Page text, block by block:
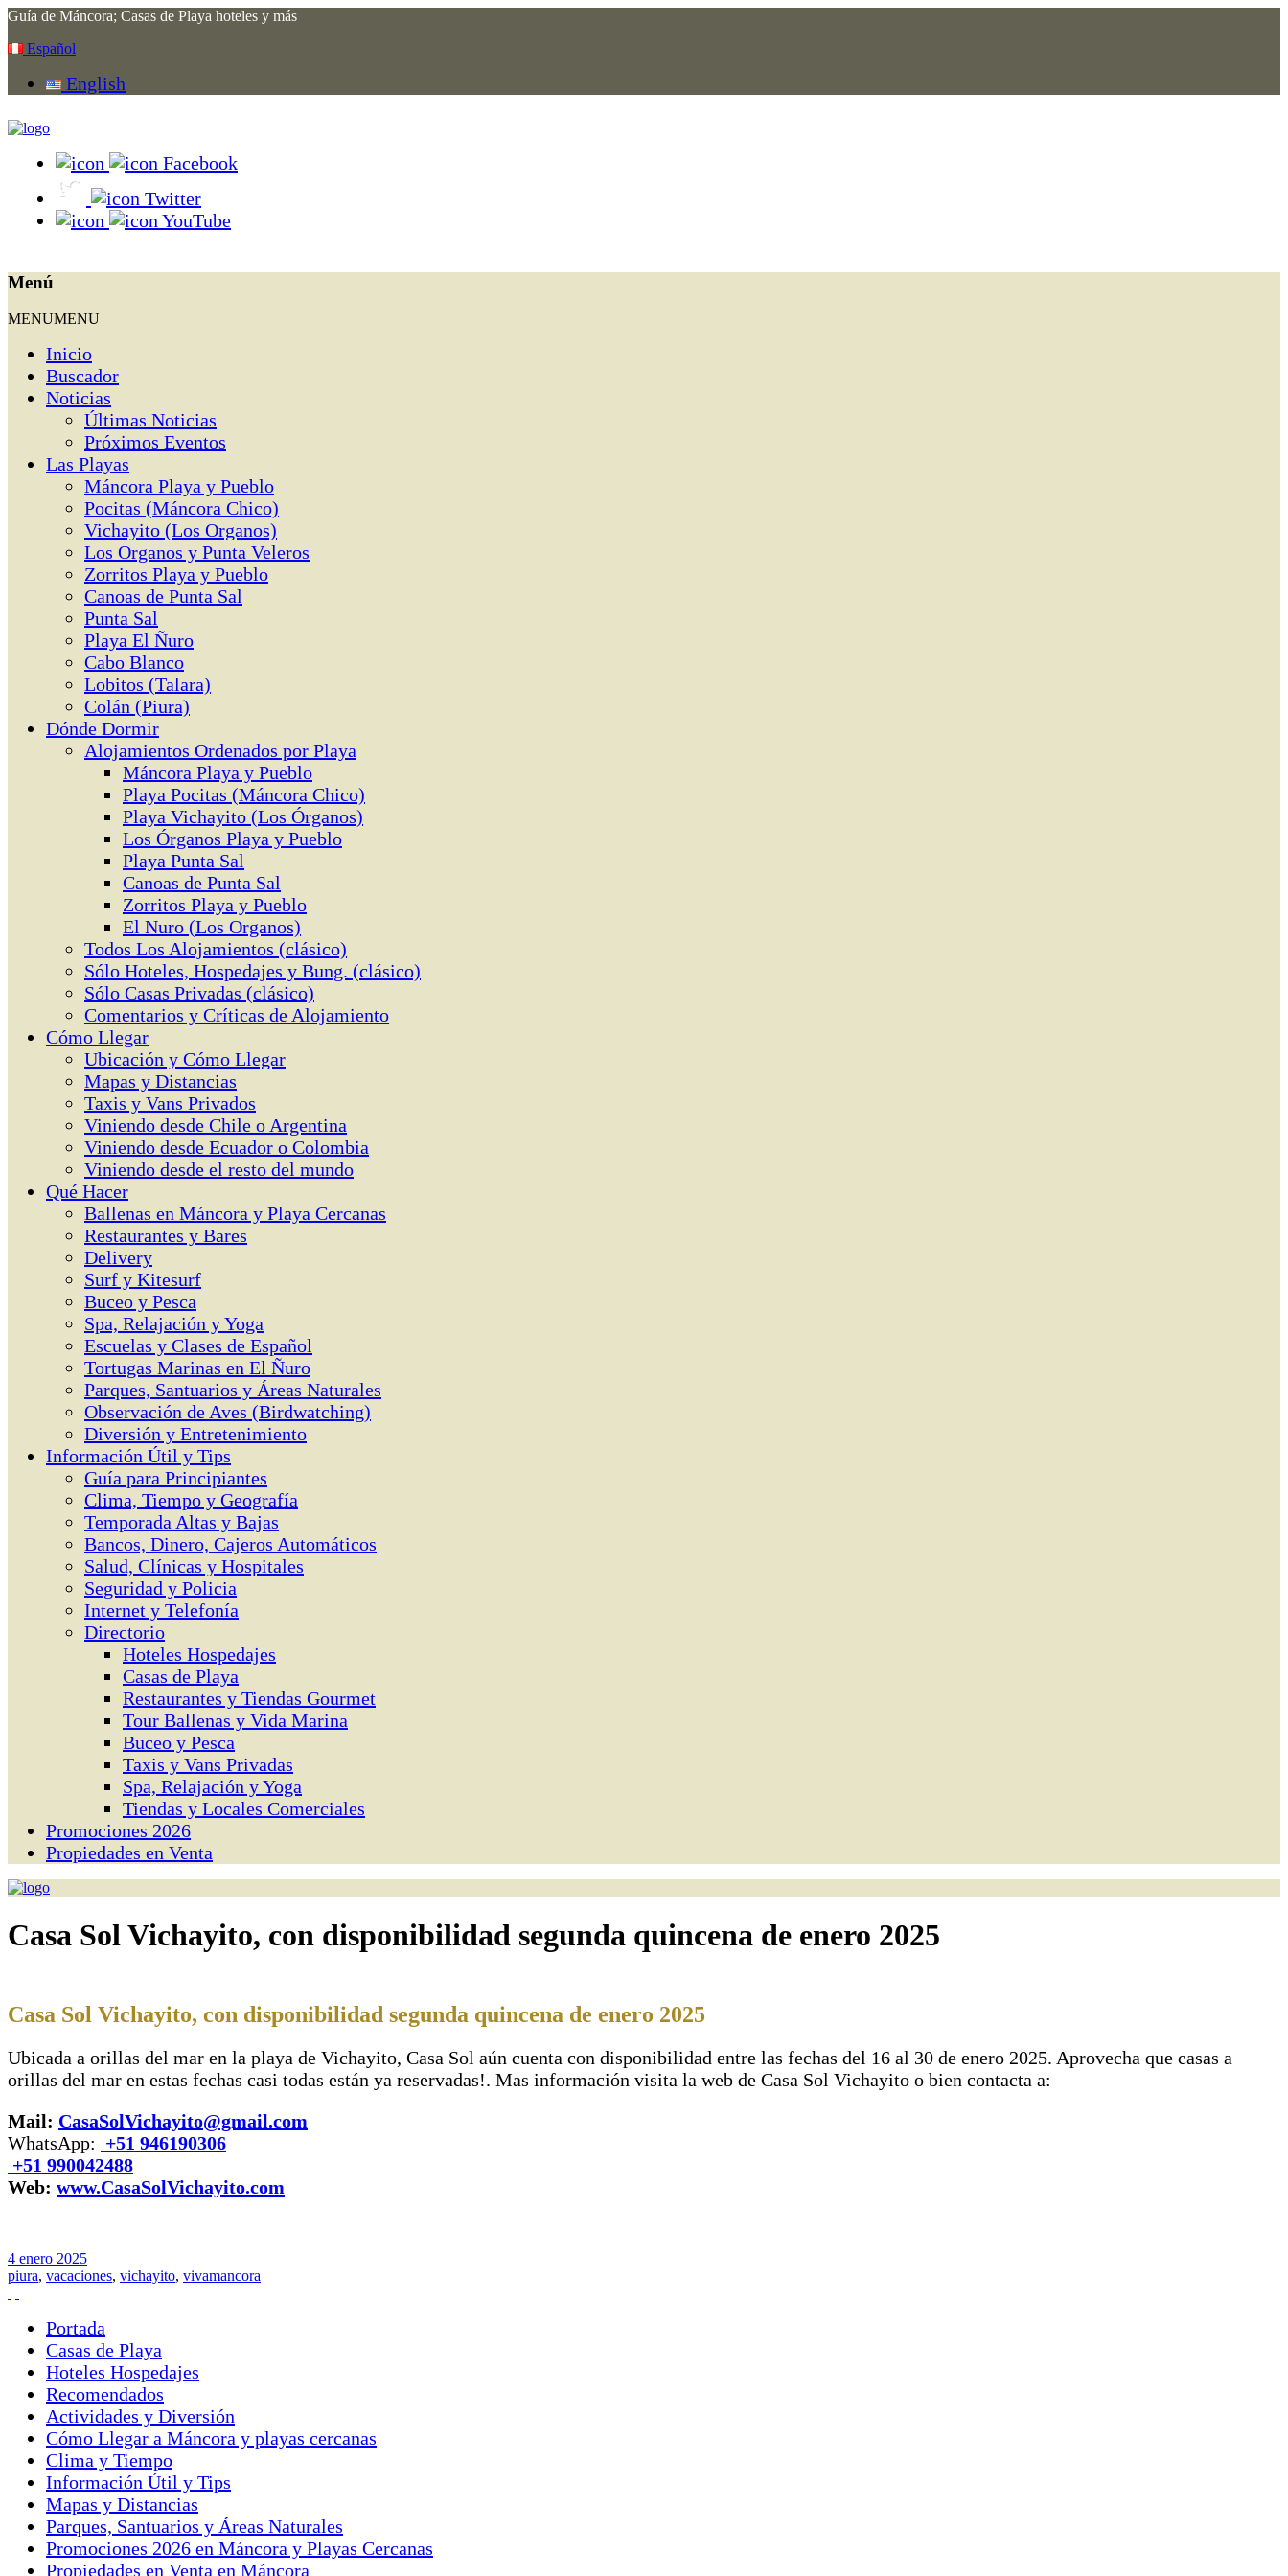
Guía de Máncora; Casas de Playa hoteles y más
Español
English
Facebook
Twitter
YouTube
Menú
MENUMENU
Inicio
Buscador
Noticias
Últimas Noticias
Próximos Eventos
Las Playas
Máncora Playa y Pueblo
Pocitas (Máncora Chico)
Vichayito (Los Organos)
Los Organos y Punta Veleros
Zorritos Playa y Pueblo
Canoas de Punta Sal
Punta Sal
Playa El Ñuro
Cabo Blanco
Lobitos (Talara)
Colán (Piura)
Dónde Dormir
Alojamientos Ordenados por Playa
Máncora Playa y Pueblo
Playa Pocitas (Máncora Chico)
Playa Vichayito (Los Órganos)
Los Órganos Playa y Pueblo
Playa Punta Sal
Canoas de Punta Sal
Zorritos Playa y Pueblo
El Nuro (Los Organos)
Todos Los Alojamientos (clásico)
Sólo Hoteles, Hospedajes y Bung. (clásico)
Sólo Casas Privadas (clásico)
Comentarios y Críticas de Alojamiento
Cómo Llegar
Ubicación y Cómo Llegar
Mapas y Distancias
Taxis y Vans Privados
Viniendo desde Chile o Argentina
Viniendo desde Ecuador o Colombia
Viniendo desde el resto del mundo
Qué Hacer
Ballenas en Máncora y Playa Cercanas
Restaurantes y Bares
Delivery
Surf y Kitesurf
Buceo y Pesca
Spa, Relajación y Yoga
Escuelas y Clases de Español
Tortugas Marinas en El Ñuro
Parques, Santuarios y Áreas Naturales
Observación de Aves (Birdwatching)
Diversión y Entretenimiento
Información Útil y Tips
Guía para Principiantes
Clima, Tiempo y Geografía
Temporada Altas y Bajas
Bancos, Dinero, Cajeros Automáticos
Salud, Clínicas y Hospitales
Seguridad y Policia
Internet y Telefonía
Directorio
Hoteles Hospedajes
Casas de Playa
Restaurantes y Tiendas Gourmet
Tour Ballenas y Vida Marina
Buceo y Pesca
Taxis y Vans Privadas
Spa, Relajación y Yoga
Tiendas y Locales Comerciales
Promociones 2026
Propiedades en Venta
Casa Sol Vichayito, con disponibilidad segunda quincena de enero 2025
Casa Sol Vichayito, con disponibilidad segunda quincena de enero 2025
Ubicada a orillas del mar en la playa de Vichayito, Casa Sol aún cuenta con disponibilidad entre las fechas del 16 al 30 de enero 2025. Aprovecha que casas a
orillas del mar en estas fechas casi todas están ya reservadas!. Mas información visita la web de Casa Sol Vichayito o bien contacta a:
Mail: CasaSolVichayito@gmail.com
WhatsApp: +51 946190306
+51 990042488
Web: www.CasaSolVichayito.com
4 enero 2025
piura, vacaciones, vichayito, vivamancora
Portada
Casas de Playa
Hoteles Hospedajes
Recomendados
Actividades y Diversión
Cómo Llegar a Máncora y playas cercanas
Clima y Tiempo
Información Útil y Tips
Mapas y Distancias
Parques, Santuarios y Áreas Naturales
Promociones 2026 en Máncora y Playas Cercanas
Propiedades en Venta en Máncora